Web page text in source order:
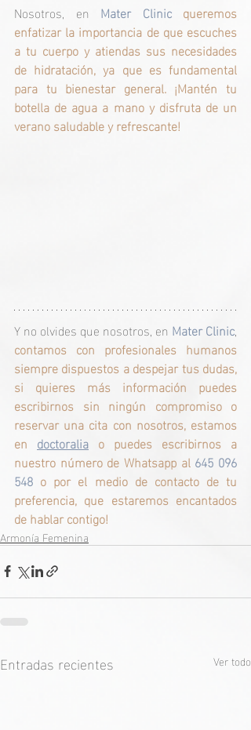
Nosotros, en Mater Clinic queremos
enfatizar la importancia de que escuches
a tu cuerpo y atiendas sus necesidades
de hidratación, ya que es fundamental
para tu bienestar general. ¡Mantén tu
botella de agua a mano y disfruta de un
verano saludable y refrescante!
Y no olvides que nosotros, en Mater Clinic
contamos con profesionales humanos
siempre dispuestos a despejar tus dudas,
si quieres más información puedes
escribirnos sin ningún compromiso o
reservar una cita con nosotros, estamos
en doctoralia o puedes escribirnos a
nuestro número de Whatsapp al 645 096
548 o por el medio de contacto de tu
preferencia, que estaremos encantados
de hablar contigo!
Armonía Femenina
Entradas recientes Ver todo